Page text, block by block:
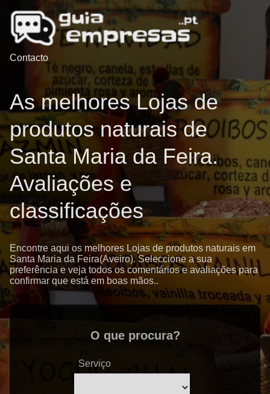
Contacto
As melhores Lojas de
produtos naturais de
Santa Maria da Feira.
Avaliações e
classificações
Encontre aqui os melhores Lojas de produtos naturais em
Santa Maria da Feira(Aveiro). Seleccione a sua
preferência e veja todos os comentários e avaliações para
confirmar que está em boas mãos..
O que procura?
Serviço